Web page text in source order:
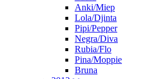
Anki/Miep
Lola/Djinta
Pipi/Pepper
Negra/Diva
Rubia/Flo
Pina/Moppie
Bruna